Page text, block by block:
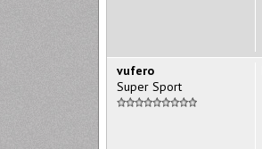
vufero
Super Sport